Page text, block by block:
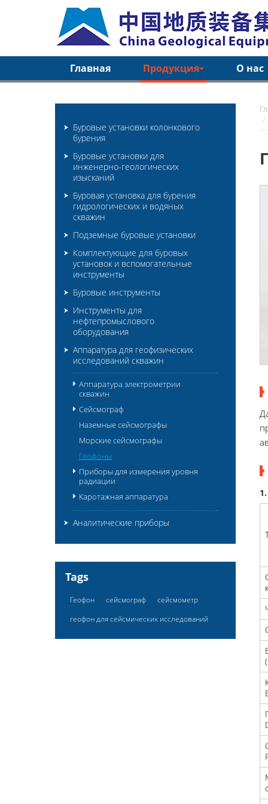
Главная Продукция О нас
Буровые установки колонкового
бурения
Буровые установки для
инженерно-геологических
изысканий
Буровая установка для бурения
гидрологических и водяных
скважин
Подземные буровые установки
Комплектующие для буровых
установок и вспомогательные
инструменты
Буровые инструменты
Инструменты для
нефтепромыслового
оборудования
Аппаратура для геофизических
исследований скважин
Аппаратура электрометрии
скважин
Сейсмограф
Наземные сейсмографы
Морские сейсмографы
Геофоны
Приборы для измерения уровня
радиации
Каротажная аппаратура
Аналитические приборы
Tags
Геофон сейсмограф
сейсмометр
геофон для сейсмических исследований